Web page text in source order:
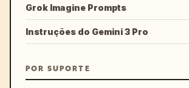
Grok Imagine Prompts
Instruções do Gemini 3 Pro
POR SUPORTE